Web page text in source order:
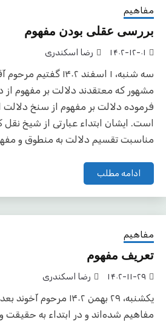
مفاهیم
بررسی عقلی بودن مفهوم
۱۴۰۲-۱۲-۰۱ رضا اسکندری
سه شنبه، ۱ اسفند ۱۴۰۲
مشهور که معتقدند دلالت بر مفهوم
فرموده دلالت بر مفهوم از سنخ
است. ایشان ابتداء عبارتی از شیخ
مناسبت تقسیم دلالت به منطوق و
ادامه مطلب
مفاهیم
تعریف مفهوم
۱۴۰۲-۱۱-۲۹ رضا اسکندری
یکشنبه، ۲۹ بهمن ۱۴۰۲
مفاهیم شده‌اند و در ابتداء به حقیقت